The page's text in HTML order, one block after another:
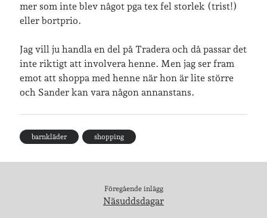
Etiketter
barn barnkläder bibliotekslån
café & restaurang
e-böcker festligheter
hemsidan
mer som inte blev något pga tex fel storlek (trist!)
eller bortprio.
Jag vill ju handla en del på Tradera och då passar det
inte riktigt att involvera henne. Men jag ser fram
emot att shoppa med henne när hon är lite större
och Sander kan vara någon annanstans.
barnkläder shopping
Föregående inlägg
Näsuddsdagar